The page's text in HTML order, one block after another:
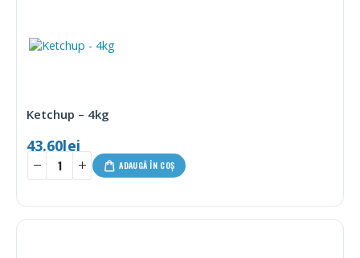
Ketchup – 4kg
43.60lei
ADAUGĂ ÎN COȘ